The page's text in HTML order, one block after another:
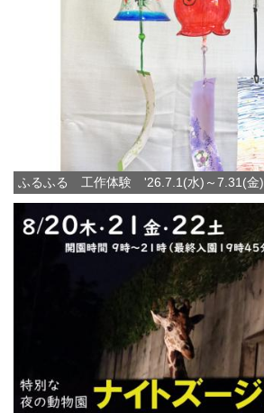
ふるふる 工作体験 '26.7.1(水)～7.31(金)